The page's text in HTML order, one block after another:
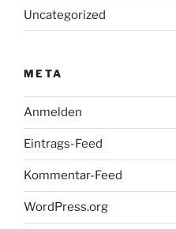
Uncategorized
META
Anmelden
Eintrags-Feed
Kommentar-Feed
WordPress.org